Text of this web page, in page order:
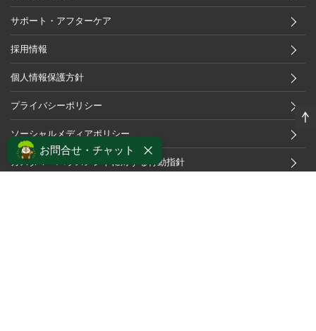
サポート・アフターケア
採用情報
個人情報保護方針
プライバシーポリシー
ソーシャルメディアポリシー
カスタマーハラスメントに対する行動指針
お問合せ・チャット